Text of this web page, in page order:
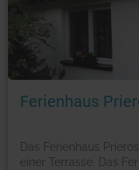
Ferienhaus
Das Ferienhaus
einer Terrasse. Das